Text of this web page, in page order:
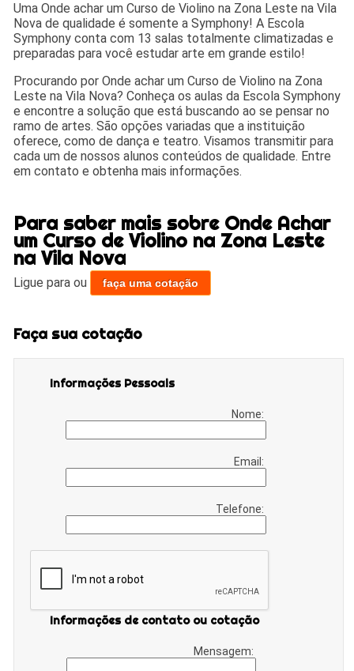
Uma Onde achar um Curso de Violino na Zona Leste na Vila
Nova de qualidade é somente a Symphony! A Escola
Symphony conta com 13 salas totalmente climatizadas e
preparadas para você estudar arte em grande estilo!
Procurando por Onde achar um Curso de Violino na Zona
Leste na Vila Nova? Conheça os aulas da Escola Symphony
e encontre a solução que está buscando ao se pensar no
ramo de artes. São opções variadas que a instituição
oferece, como de dança e teatro. Visamos transmitir para
cada um de nossos alunos conteúdos de qualidade. Entre
em contato e obtenha mais informações.
Para saber mais sobre Onde Achar
um Curso de Violino na Zona Leste
na Vila Nova
Ligue paraou faça uma cotação
Faça sua cotação
Informações Pessoais
Nome:
Email:
Telefone:
Informações de contato ou cotação
Mensagem: